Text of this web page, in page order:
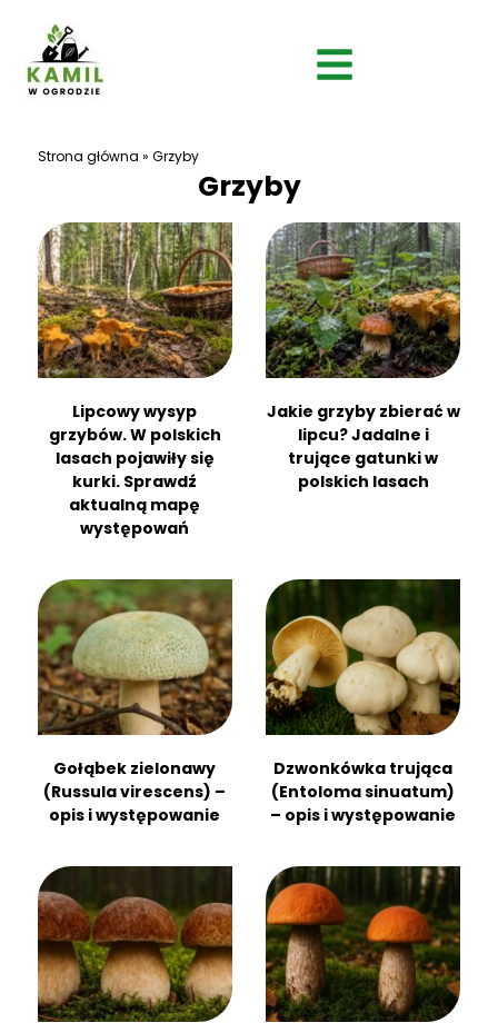
Strona główna » Grzyby
Grzyby
Lipcowy wysyp
grzybów. W polskich
lasach pojawiły się
kurki. Sprawdź
aktualną mapę
występowań
Jakie grzyby zbierać w
lipcu? Jadalne i
trujące gatunki w
polskich lasach
Gołąbek zielonawy
(Russula virescens) –
opis i występowanie
Dzwonkówka trująca
(Entoloma sinuatum)
– opis i występowanie